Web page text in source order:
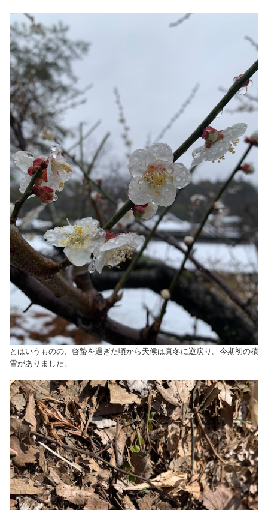
とはいうものの、啓蟄を過ぎた頃から天候は真冬に逆戻り。今期初の積
雪がありました。